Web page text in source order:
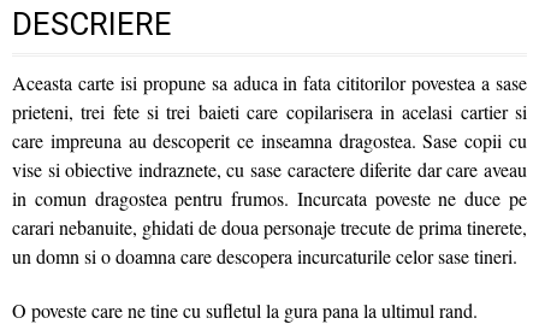
DESCRIERE
Aceasta carte isi propune sa aduca in fata cititorilor povestea a sase
prieteni, trei fete si trei baieti care copilarisera in acelasi cartier si
care impreuna au descoperit ce inseamna dragostea. Sase copii cu
vise si obiective indraznete, cu sase caractere diferite dar care aveau
in comun dragostea pentru frumos. Incurcata poveste ne duce pe
carari nebanuite, ghidati de doua personaje trecute de prima tinerete,
un domn si o doamna care descopera incurcaturile celor sase tineri.
O poveste care ne tine cu sufletul la gura pana la ultimul rand.